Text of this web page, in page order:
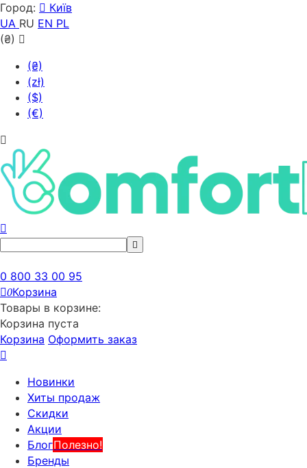
Город:
Київ
UA RU EN PL
(₴)
(₴)
(zł)
($)
(€)
0 800 33 00 95
0Корзина
Товары в корзине:
Корзина пуста
Корзина Оформить заказ
Новинки
Хиты продаж
Скидки
Акции
БлогПолезно!
Бренды